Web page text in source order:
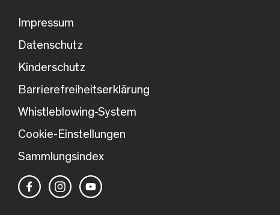
Impressum
Datenschutz
Kinderschutz
Barrierefreiheitserklärung
Whistleblowing-System
Cookie-Einstellungen
Sammlungsindex